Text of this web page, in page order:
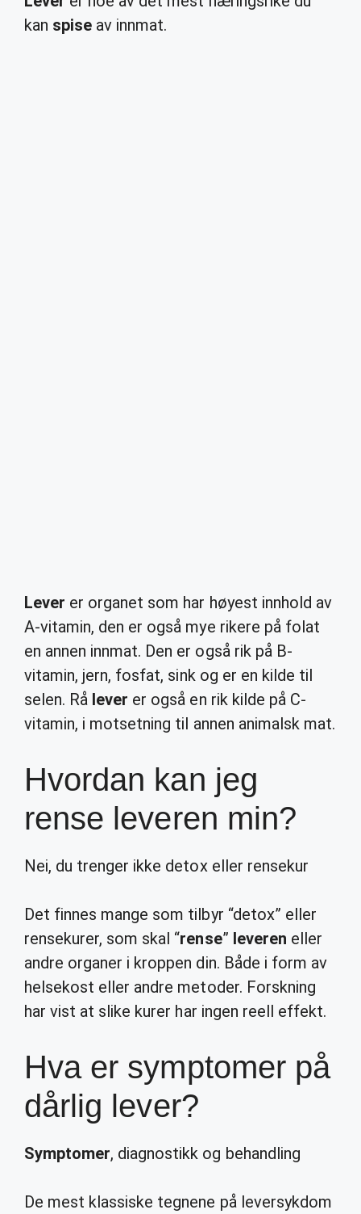
kan spise av innmat.
Lever er organet som har høyest innhold av
A-vitamin, den er også mye rikere på folat
en annen innmat. Den er også rik på B-
vitamin, jern, fosfat, sink og er en kilde til
selen. Rå lever er også en rik kilde på C-
vitamin, i motsetning til annen animalsk mat.
Hvordan kan jeg
rense leveren min?
Nei, du trenger ikke detox eller rensekur
Det finnes mange som tilbyr “detox” eller
rensekurer, som skal “rense” leveren eller
andre organer i kroppen din. Både i form av
helsekost eller andre metoder. Forskning
har vist at slike kurer har ingen reell effekt.
Hva er symptomer på
dårlig lever?
Symptomer, diagnostikk og behandling
De mest klassiske tegnene på leversykdom